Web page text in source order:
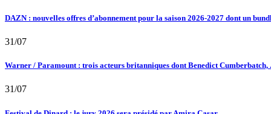
DAZN : nouvelles offres d’abonnement pour la saison 2026-2027 dont un
31/07
Warner / Paramount : trois acteurs britanniques dont Benedict Cumberbatch,
31/07